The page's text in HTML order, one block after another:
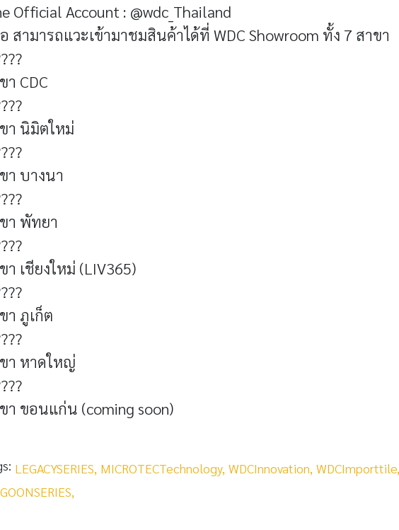
Official Account : @wdc_Thailand
สามารถแวะเข้ามาชมสินค้าได้ที่ WDC Showroom ทั้ง 7 สาขา
า CDC
า นิมิตใหม่
า บางนา
า พัทยา
า เชียงใหม่ (LIV365)
า ภูเก็ต
า หาดใหญ่
า ขอนแก่น (coming soon)
LEGACYSERIES, MICROTECTechnology, WDCInnovation, WDCImporttile,